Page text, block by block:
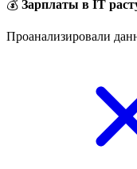
💰 Зарплаты в IT
Проанализировали